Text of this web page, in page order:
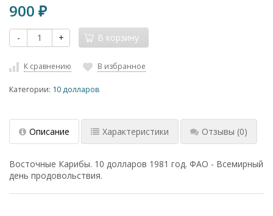
900 ₽
- + В корзину
К сравнению В избранное
Категории: 10 долларов
Описание Характеристики Отзывы (0)
Восточные Карибы. 10 долларов 1981 год. ФАО - Всемирный
день продовольствия.